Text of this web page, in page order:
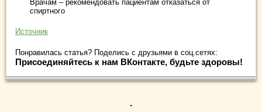
Врачам – рекомендовать пациентам отказаться от
спиртного
Источник
Понравилась статья? Поделись с друзьями в соц.сетях:
Присоединяйтесь к нам ВКонтакте, будьте здоровы!
.